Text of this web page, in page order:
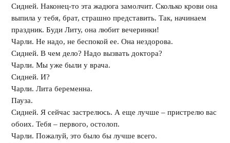
Сидней. Наконец-то эта жадюга замолчит. Сколько крови она
выпила у тебя, брат, страшно представить. Так, начинаем
праздник. Буди Литу, она любит вечеринки!
Чарли. Не надо, не беспокой ее. Она нездорова.
Сидней. В чем дело? Надо вызвать доктора?
Чарли. Мы уже были у врача.
Сидней. И?
Чарли. Лита беременна.
Пауза.
Сидней. Я сейчас застрелюсь. А еще лучше – пристрелю вас
обоих. Тебя – первого, остолоп.
Чарли. Пожалуй, это было бы лучше всего.